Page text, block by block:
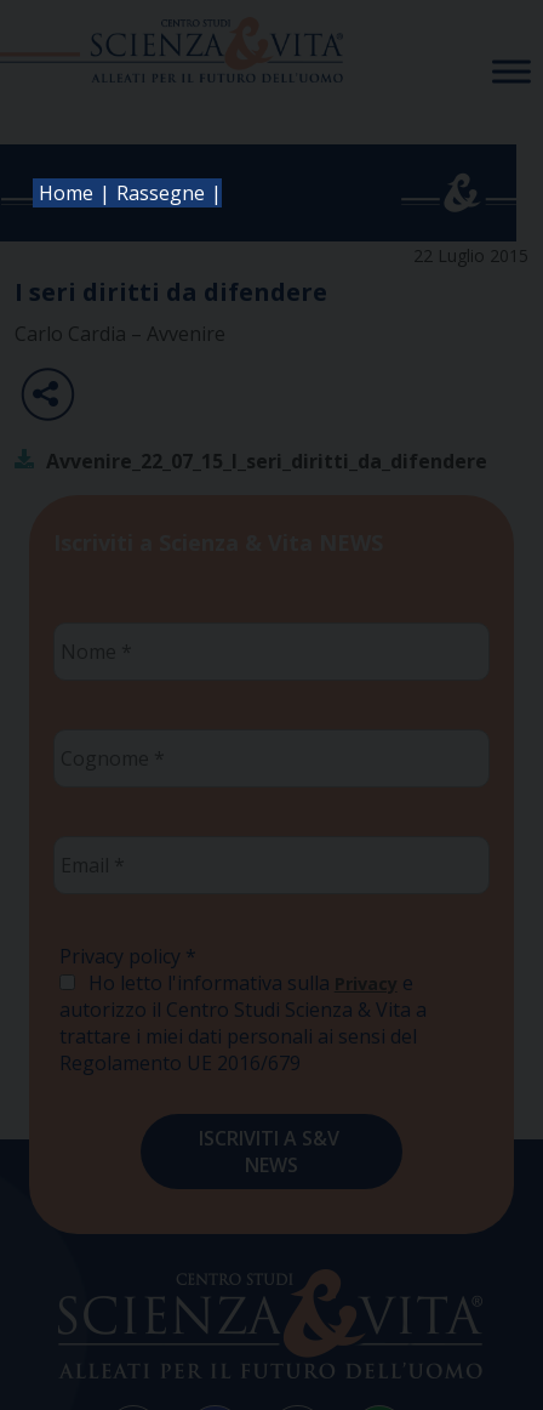
Home | Rassegne |
22 Luglio 2015
I seri diritti da difendere
Carlo Cardia – Avvenire
Avvenire_22_07_15_I_seri_diritti_da_difendere
Privacy policy *
Ho letto l'informativa sulla Privacy e
autorizzo il Centro Studi Scienza & Vita a
trattare i miei dati personali ai sensi del
Regolamento UE 2016/679